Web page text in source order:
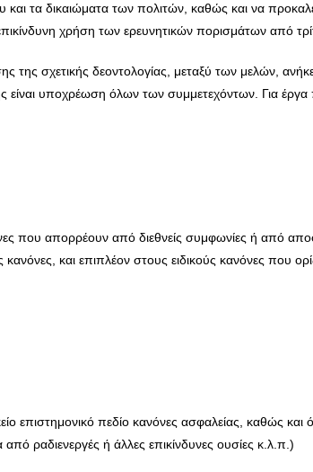
τα δικαιώματα των πολιτών, καθώς και να
χρήση των ερευνητικών πορισμάτων από
της σχετικής δεοντολογίας, μεταξύ των μελών,
υποχρέωση όλων των συμμετεχόντων. Για έργα
που απορρέουν από διεθνείς συμφωνίες ή από
και επιπλέον στους ειδικούς κανόνες που
πεδίο κανόνες ασφαλείας, καθώς και
ραδιενεργές ή άλλες επικίνδυνες ουσίες κ.λ.π.)